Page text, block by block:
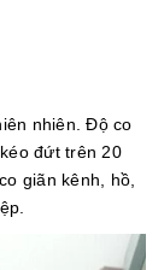
nhiên. Độ co
đứt trên 20
giãn kênh, hồ,